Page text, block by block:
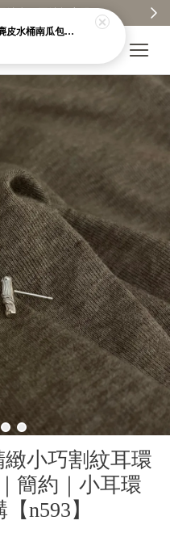
小巧割紋耳環
簡約｜小耳環
n593】
𝐧𝐞𝐰𝐚𝐧𝐚 韓系霧面感・麂皮水桶南瓜包｜通勤日常包｜高級皮革｜現貨＋預購【nk62】